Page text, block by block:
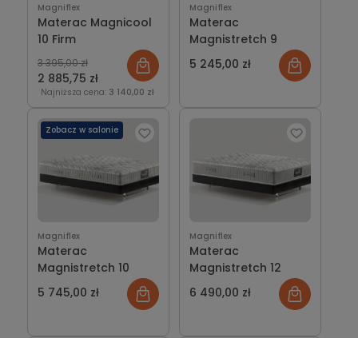
Magniflex
Materac Magnicool
10 Firm
2 885,75 zł
3 395,00 zł
Najniższa cena: 3 140,00 zł
Magniflex
Materac
Magnistretch 9
5 245,00 zł
Magniflex
Materac
Magnistretch 10
5 745,00 zł
Zobacz w salonie
Magniflex
Materac
Magnistretch 12
6 490,00 zł